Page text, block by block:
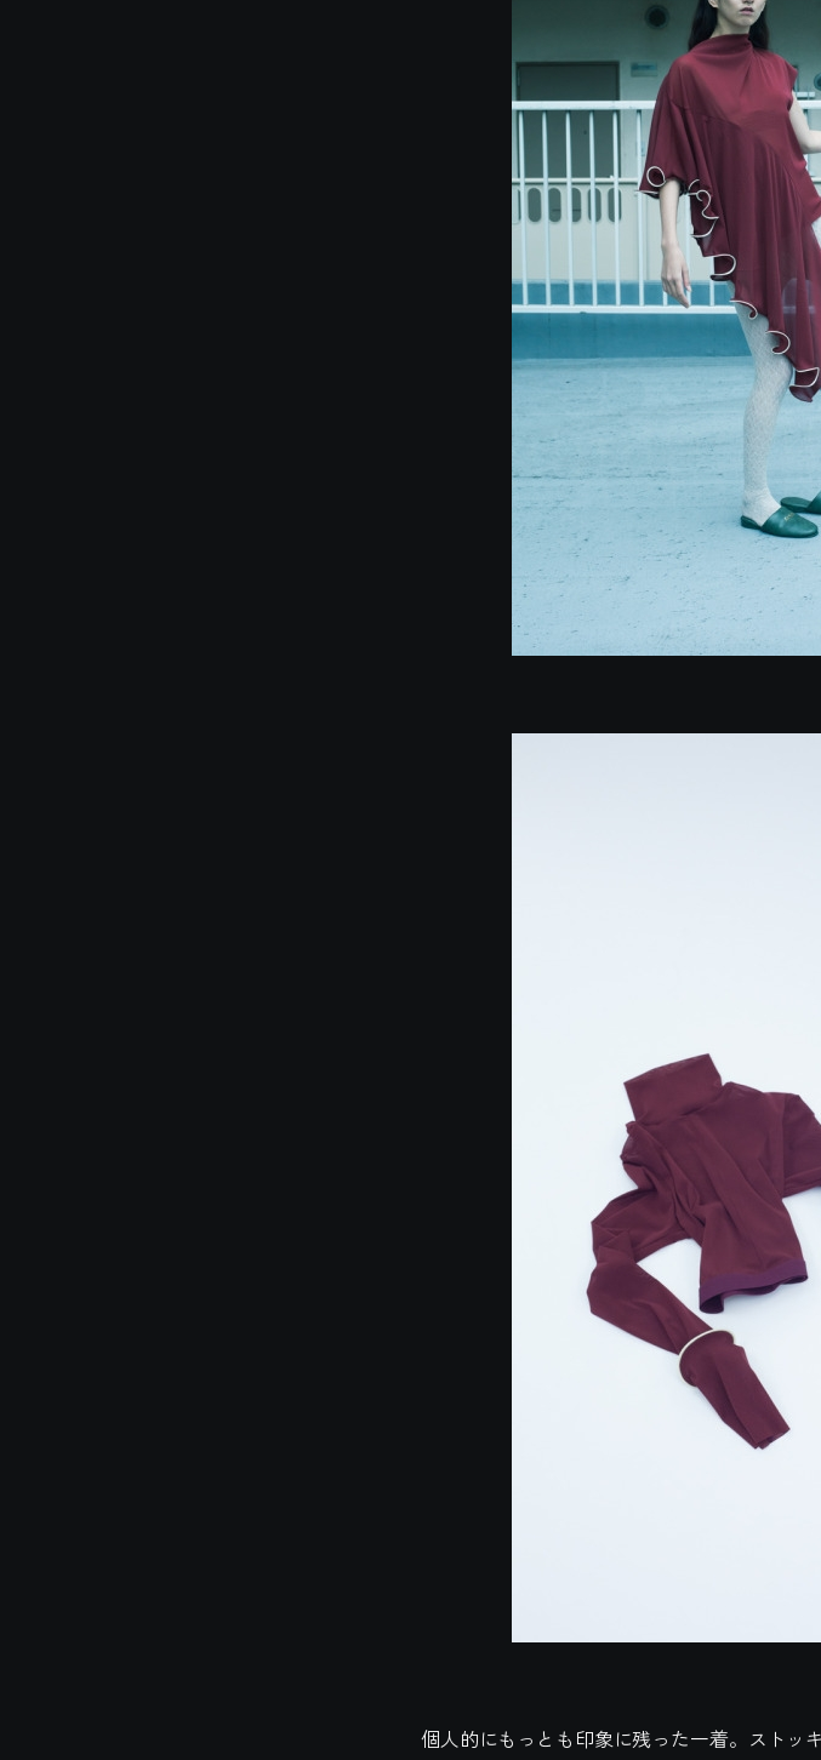
個人的にもっとも印象に残った一着。ストッ